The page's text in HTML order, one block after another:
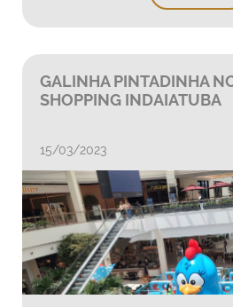
GALINHA PINTADINHA
SHOPPING INDAIATUBA
15/03/2023